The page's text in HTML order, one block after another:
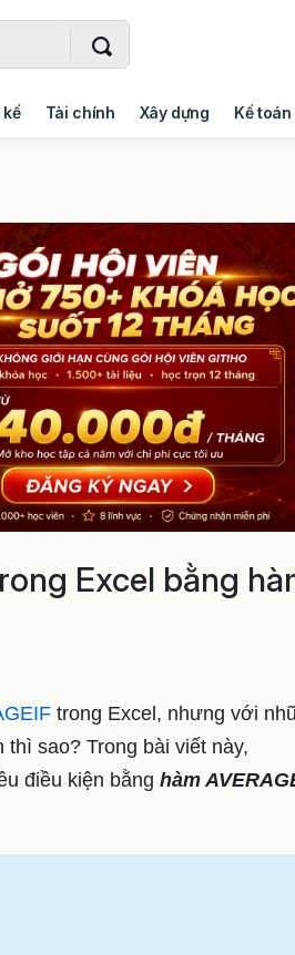
kế Tài chính Xây dựng Kế toán
Excel bằng
trong Excel, nhưng với
sao? Trong bài viết này,
điều kiện bằng hàm